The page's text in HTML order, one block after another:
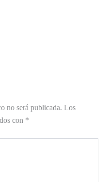
no será publicada. Los
con *